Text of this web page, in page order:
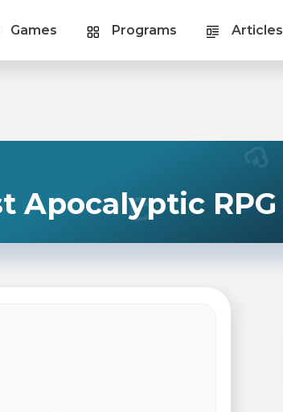
Games Programs Articles
Apocalyptic RPG